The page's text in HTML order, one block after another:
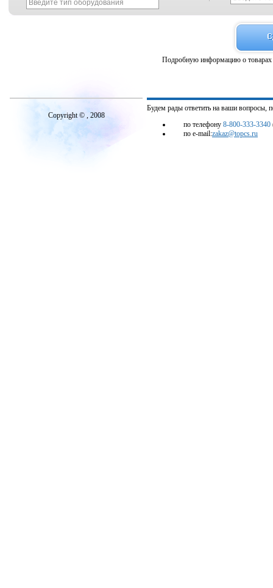
Подробную информацию о товарах
Copyright © , 2008
Будем рады ответить на ваши вопросы,
по телефону 8-800-333-3340
по e-mail:zakaz@topcs.ru